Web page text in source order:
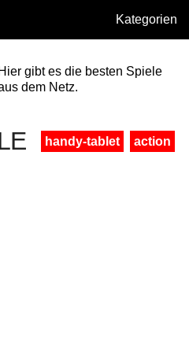
Kategorien
Hier gibt es die besten Spiele
dem Netz.
handy-tablet action